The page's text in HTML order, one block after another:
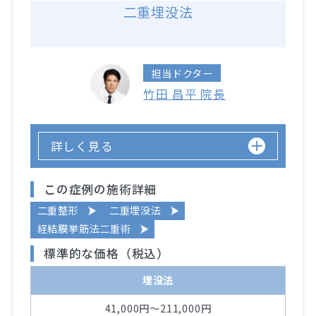
二重埋没法
担当ドクター
竹田 昌平 院長
詳しく見る
この症例の施術詳細
二重整形
二重埋没法
経結膜挙筋法二重術
標準的な価格（税込）
埋没法
41,000円～211,000円